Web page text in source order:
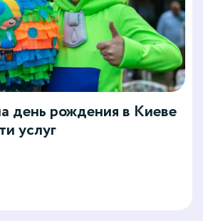
день рождения в Киеве
услуг